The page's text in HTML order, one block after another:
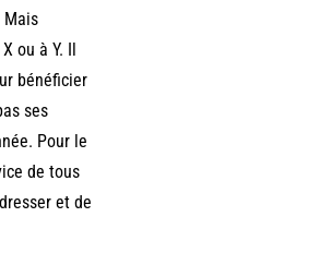
Mais
ou à Y. Il
bénéficier
ses
Pour le
de tous
et de